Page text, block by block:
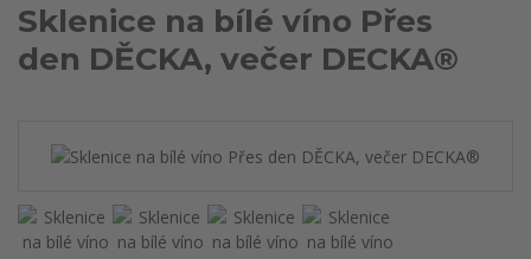
Sklenice na bílé víno Přes
den DĚCKA, večer DECKA®